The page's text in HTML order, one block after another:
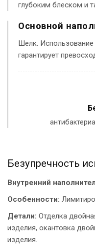
глубоким блеском и
Основной
Шелк.
гарантирует
Безупречность
Внутренний
Особенности:
Детали: Отделка
изделия, окантовка
изделия.